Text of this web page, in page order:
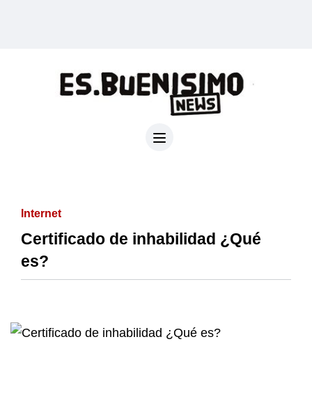
Internet
Certificado de inhabilidad ¿Qué
es?